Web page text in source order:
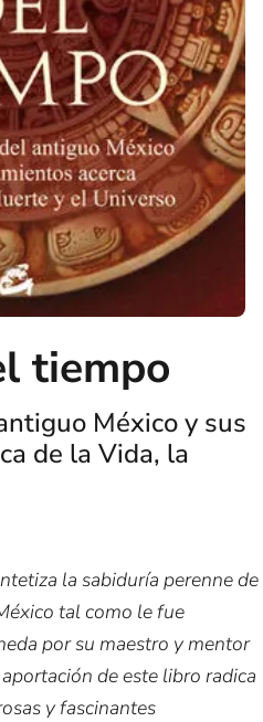
tiempo
México y sus
de la Vida, la
la sabiduría perenne de
tal como le fue
por su maestro y mentor
de este libro radica
y fascinantes